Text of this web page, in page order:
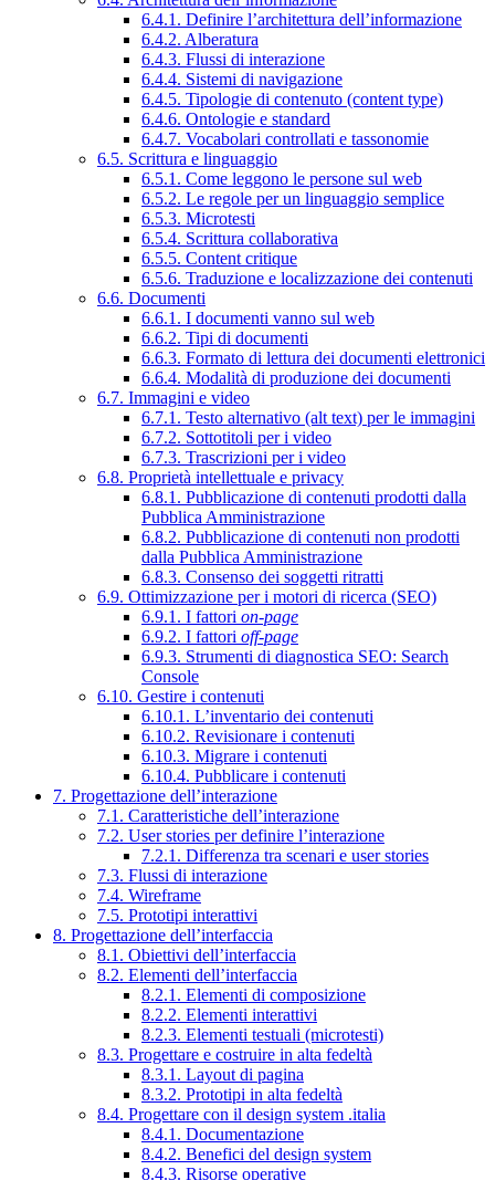
6.4.1. Definire l’architettura dell’informazione
6.4.2. Alberatura
6.4.3. Flussi di interazione
6.4.4. Sistemi di navigazione
6.4.5. Tipologie di contenuto (content type)
6.4.6. Ontologie e standard
6.4.7. Vocabolari controllati e tassonomie
6.5. Scrittura e linguaggio
6.5.1. Come leggono le persone sul web
6.5.2. Le regole per un linguaggio semplice
6.5.3. Microtesti
6.5.4. Scrittura collaborativa
6.5.5. Content critique
6.5.6. Traduzione e localizzazione dei contenuti
6.6. Documenti
6.6.1. I documenti vanno sul web
6.6.2. Tipi di documenti
6.6.3. Formato di lettura dei documenti elettronici
6.6.4. Modalità di produzione dei documenti
6.7. Immagini e video
6.7.1. Testo alternativo (alt text) per le immagini
6.7.2. Sottotitoli per i video
6.7.3. Trascrizioni per i video
6.8. Proprietà intellettuale e privacy
6.8.1. Pubblicazione di contenuti prodotti dalla
Pubblica Amministrazione
6.8.2. Pubblicazione di contenuti non prodotti
dalla Pubblica Amministrazione
6.8.3. Consenso dei soggetti ritratti
6.9. Ottimizzazione per i motori di ricerca (SEO)
6.9.1. I fattori on-page
6.9.2. I fattori off-page
6.9.3. Strumenti di diagnostica SEO: Search
Console
6.10. Gestire i contenuti
6.10.1. L’inventario dei contenuti
6.10.2. Revisionare i contenuti
6.10.3. Migrare i contenuti
6.10.4. Pubblicare i contenuti
7. Progettazione dell’interazione
7.1. Caratteristiche dell’interazione
7.2. User stories per definire l’interazione
7.2.1. Differenza tra scenari e user stories
7.3. Flussi di interazione
7.4. Wireframe
7.5. Prototipi interattivi
8. Progettazione dell’interfaccia
8.1. Obiettivi dell’interfaccia
8.2. Elementi dell’interfaccia
8.2.1. Elementi di composizione
8.2.2. Elementi interattivi
8.2.3. Elementi testuali (microtesti)
8.3. Progettare e costruire in alta fedeltà
8.3.1. Layout di pagina
8.3.2. Prototipi in alta fedeltà
8.4. Progettare con il design system .italia
8.4.1. Documentazione
8.4.2. Benefici del design system
8.4.3. Risorse operative